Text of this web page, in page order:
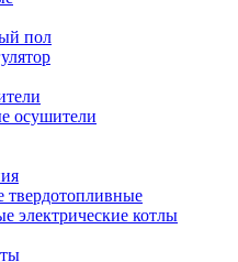
пол
осушители
твердотопливные
электрические котлы